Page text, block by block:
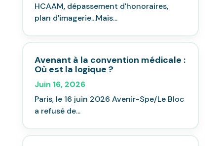
HCAAM, dépassement d'honoraires,
plan d'imagerie...Mais...
Avenant à la convention médicale :
Où est la logique ?
Juin 16, 2026
Paris, le 16 juin 2026 Avenir-Spe/Le Bloc
a refusé de...